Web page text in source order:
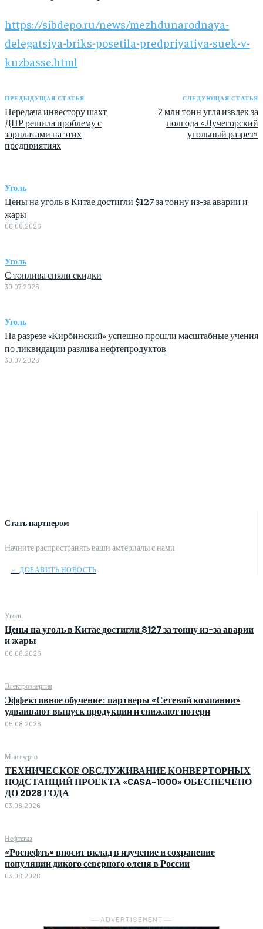
Стать партнером
Начните распространять ваши амтериалы с нами
﹢ ДОБАВИТЬ НОВОСТЬ
Уголь
Цены на уголь в Китае достигли $127 за тонну из-за аварии
и жары
06.08.2026
Электроэнергия
Эффективное обучение: партнеры «Сетевой компании»
удваивают выпуск продукции и снижают потери
05.08.2026
Минэнерго
ТЕХНИЧЕСКОЕ ОБСЛУЖИВАНИЕ КОНВЕРТОРНЫХ
ПОДСТАНЦИЙ ПРОЕКТА «CASA-1000» ОБЕСПЕЧЕНО
ДО 2028 ГОДА
03.08.2026
Нефтегаз
«Роснефть» вносит вклад в изучение и сохранение
популяции дикого северного оленя в России
03.08.2026
― ADVERTISEMENT ―
https://sibdepo.ru/news/mezhdunarodnaya-
delegatsiya-briks-posetila-predpriyatiya-suek-v-
kuzbasse.html
ПРЕДЫДУЩАЯ СТАТЬЯ
Передача инвестору шахт
ДНР решила проблему с
зарплатами на этих
предприятиях
СЛЕДУЮЩАЯ СТАТЬЯ
2 млн тонн угля извлек за
полгода «Лучегорский
угольный разрез»
Уголь
Цены на уголь в Китае достигли $127 за тонну из-за аварии и
жары
06.08.2026
Уголь
С топлива сняли скидки
30.07.2026
Уголь
На разрезе «Кирбинский» успешно прошли масштабные учения
по ликвидации разлива нефтепродуктов
30.07.2026